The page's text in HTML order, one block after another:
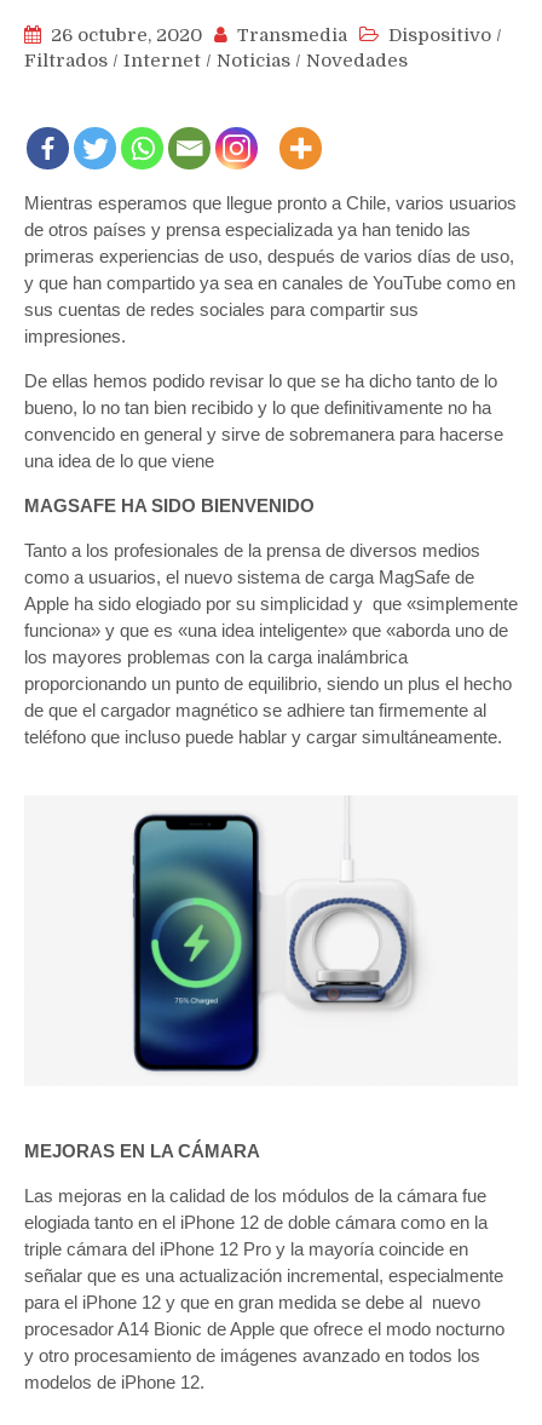
26 octubre, 2020 Transmedia Dispositivo /
Filtrados / Internet / Noticias / Novedades
Mientras esperamos que llegue pronto a Chile, varios usuarios
de otros países y prensa especializada ya han tenido las
primeras experiencias de uso, después de varios días de uso,
y que han compartido ya sea en canales de YouTube como en
sus cuentas de redes sociales para compartir sus
impresiones.
De ellas hemos podido revisar lo que se ha dicho tanto de lo
bueno, lo no tan bien recibido y lo que definitivamente no ha
convencido en general y sirve de sobremanera para hacerse
una idea de lo que viene
MAGSAFE HA SIDO BIENVENIDO
Tanto a los profesionales de la prensa de diversos medios
como a usuarios, el nuevo sistema de carga MagSafe de
Apple ha sido elogiado por su simplicidad y que «simplemente
funciona» y que es «una idea inteligente» que «aborda uno de
los mayores problemas con la carga inalámbrica
proporcionando un punto de equilibrio, siendo un plus el hecho
de que el cargador magnético se adhiere tan firmemente al
teléfono que incluso puede hablar y cargar simultáneamente.
MEJORAS EN LA CÁMARA
Las mejoras en la calidad de los módulos de la cámara fue
elogiada tanto en el iPhone 12 de doble cámara como en la
triple cámara del iPhone 12 Pro y la mayoría coincide en
señalar que es una actualización incremental, especialmente
para el iPhone 12 y que en gran medida se debe al nuevo
procesador A14 Bionic de Apple que ofrece el modo nocturno
y otro procesamiento de imágenes avanzado en todos los
modelos de iPhone 12.